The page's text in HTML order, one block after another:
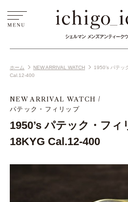
ホーム NEW ARRIVAL WATCH
1950’s パテッ
Cal.12-400
NEW ARRIVAL WATCH
パテック・フィリップ
1950’s パテック・フィ
18KYG Cal.12-400